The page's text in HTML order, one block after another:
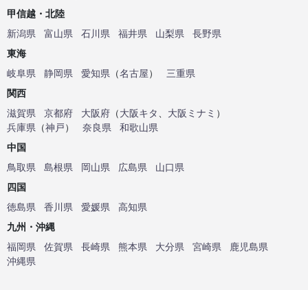
甲信越・北陸
新潟県
富山県 石川県 福井県 山梨県
長野県
東海
岐阜県
静岡県 愛知県 （名古屋）
三重県
関西
滋賀県
京都府 大阪府 （大阪キタ 大阪ミナミ ）
兵庫県 （神戸） 奈良県
和歌山県
中国
鳥取県
島根県 岡山県 広島県
山口県
四国
徳島県
香川県 愛媛県
高知県
九州・沖縄
福岡県
佐賀県 長崎県 熊本県 大分県 宮崎県
鹿児島県
沖縄県